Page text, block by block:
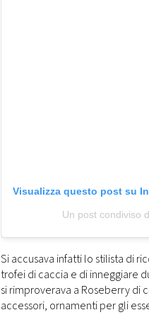
Visualizza questo post su
Un post condiviso
Si accusava infatti lo stilista di
trofei di caccia e di inneggiare
si rimproverava a Roseberry di
accessori, ornamenti per gli